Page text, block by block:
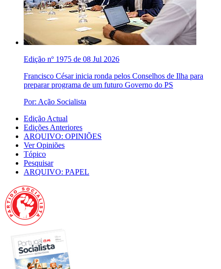
Edição nº 1975 de 08 Jul 2026
Francisco César inicia ronda pelos Conselhos de Ilha para
preparar programa de um futuro Governo do PS
Por: Ação Socialista
Edição Actual
Edições Anteriores
ARQUIVO: OPINIÕES
Ver Opiniões
Tópico
Pesquisar
ARQUIVO: PAPEL